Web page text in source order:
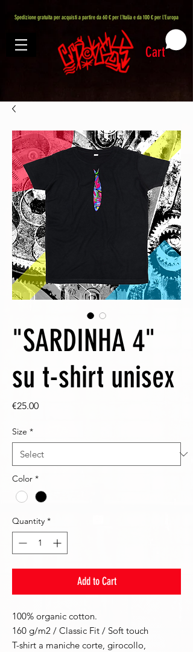
Spedizione gratuita per acquisti a partire da 60 € per l'Italia e da 100 € per l'Europa
Cart
"SARDINHA 4"
su t-shirt unisex
€25.00Price
Size *
Color *
Quantity *
Add to Cart
100% organic cotton.
160 g/m2 / Classic Fit / Soft touch
T-shirt a maniche corte, girocollo,